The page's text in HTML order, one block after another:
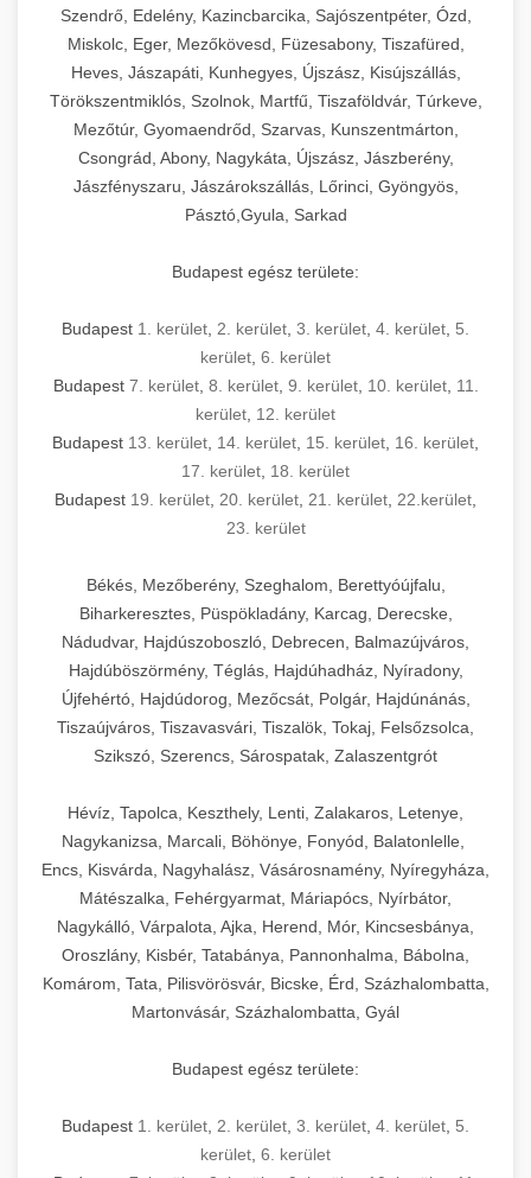
Szendrő, Edelény, Kazincbarcika, Sajószentpéter, Ózd,
Miskolc, Eger, Mezőkövesd, Füzesabony, Tiszafüred,
Heves, Jászapáti, Kunhegyes, Újszász, Kisújszállás,
Törökszentmiklós, Szolnok, Martfű, Tiszaföldvár, Túrkeve,
Mezőtúr, Gyomaendrőd, Szarvas, Kunszentmárton,
Csongrád, Abony, Nagykáta, Újszász, Jászberény,
Jászfényszaru, Jászárokszállás, Lőrinci, Gyöngyös,
Pásztó,Gyula, Sarkad
Budapest egész területe:
Budapest 1. kerület 2. kerület 3. kerület 4. kerület 5.
kerület 6. kerület
Budapest 7. kerület, 8. kerület, 9. kerület, 10. kerület, 11.
kerület 12. kerület
Budapest 13. kerület 14. kerület 15. kerület 16. kerület
17. kerület 18. kerület
Budapest 19. kerület 20. kerület 21. kerület 22.kerület
23. kerület
Békés, Mezőberény, Szeghalom, Berettyóújfalu,
Biharkeresztes, Püspökladány, Karcag, Derecske,
Nádudvar, Hajdúszoboszló, Debrecen, Balmazújváros,
Hajdúböszörmény, Téglás, Hajdúhadház, Nyíradony,
Újfehértó, Hajdúdorog, Mezőcsát, Polgár, Hajdúnánás,
Tiszaújváros, Tiszavasvári, Tiszalök, Tokaj, Felsőzsolca,
Szikszó, Szerencs, Sárospatak, Zalaszentgrót
Hévíz, Tapolca, Keszthely, Lenti, Zalakaros, Letenye,
Nagykanizsa, Marcali, Böhönye, Fonyód, Balatonlelle,
Encs, Kisvárda, Nagyhalász, Vásárosnamény, Nyíregyháza,
Mátészalka, Fehérgyarmat, Máriapócs, Nyírbátor,
Nagykálló, Várpalota, Ajka, Herend, Mór, Kincsesbánya,
Oroszlány, Kisbér, Tatabánya, Pannonhalma, Bábolna,
Komárom, Tata, Pilisvörösvár, Bicske, Érd, Százhalombatta,
Martonvásár, Százhalombatta, Gyál
Budapest egész területe:
Budapest 1. kerület 2. kerület 3. kerület 4. kerület 5.
kerület 6. kerület